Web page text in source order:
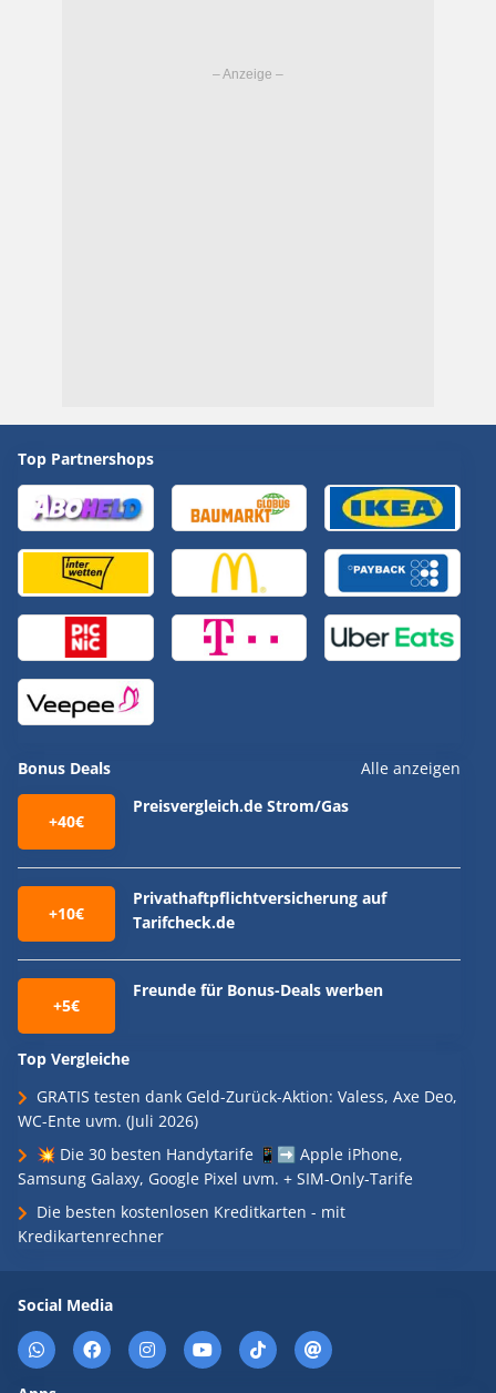
Top Partnershops
Bonus Deals Alle anzeigen
+40€
Preisvergleich.de Strom/Gas
+10€
Privathaftpflichtversicherung auf
Tarifcheck.de
+5€
Freunde für Bonus-Deals werben
Top Vergleiche
GRATIS testen dank Geld-Zurück-Aktion: Valess, Axe Deo,
WC-Ente uvm. (Juli 2026)
💥 Die 30 besten Handytarife 📱➡️ Apple iPhone,
Samsung Galaxy, Google Pixel uvm. + SIM-Only-Tarife
Die besten kostenlosen Kreditkarten - mit
Kredikartenrechner
Social Media